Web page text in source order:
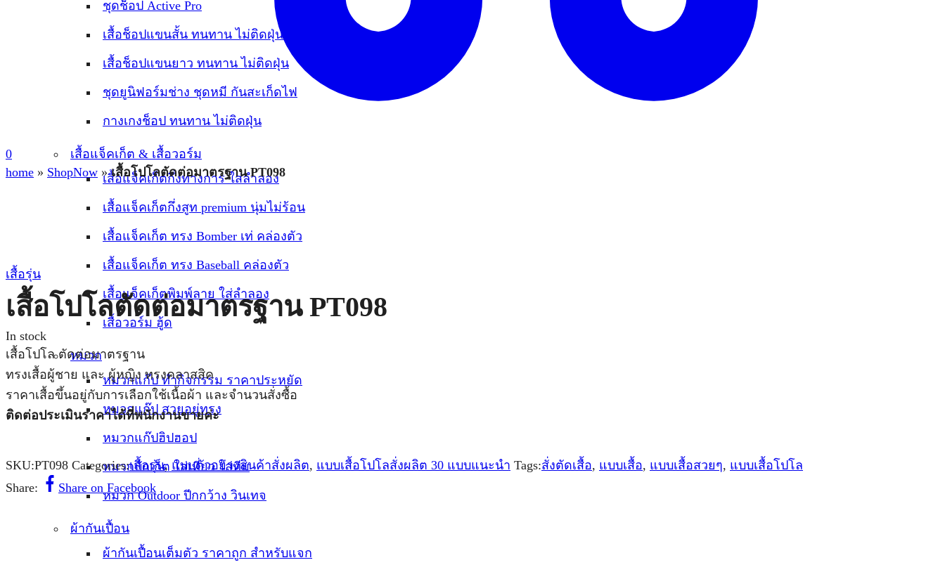
ชุดช็อป Active Pro
เสื้อช็อปแขนสั้น ทนทาน ไม่ติดฝุ่น
เสื้อช็อปแขนยาว ทนทาน ไม่ติดฝุ่น
ชุดยูนิฟอร์มช่าง ชุดหมี กันสะเก็ดไฟ
กางเกงช็อป ทนทาน ไม่ติดฝุ่น
เสื้อแจ็คเก็ต & เสื้อวอร์ม
เสื้อแจ็คเก็ตกึ่งทางการ ใส่ลำลอง
เสื้อแจ็คเก็ตกึ่งสูท premium นุ่มไม่ร้อน
เสื้อแจ็คเก็ต ทรง Bomber เท่ คล่องตัว
เสื้อแจ็คเก็ต ทรง Baseball คล่องตัว
เสื้อแจ็คเก็ตพิมพ์ลาย ใส่ลำลอง
เสื้อวอร์ม ฮู้ด
หมวก
หมวกแก๊ป ทำกิจกรรม ราคาประหยัด
หมวกแก๊ป สวยอยู่ทรง
หมวกแก๊ปฮิปฮอป
หมวกบักเก็ต ใส่เที่ยว ใส่ทีม
หมวก Outdoor ปีกกว้าง วินเทจ
ผ้ากันเปื้อน
ผ้ากันเปื้อนเต็มตัว ราคาถูก สำหรับแจก
0
home » ShopNow »เสื้อโปโลตัดต่อมาตรฐาน PT098
เสื้อรุ่น
เสื้อโปโลตัดต่อมาตรฐาน PT098
In stock
เสื้อโปโล ตัดต่อมาตรฐาน
ทรงเสื้อผู้ชาย และ ผู้หญิง ทรงคลาสสิค
ราคาเสื้อขึ้นอยู่กับการเลือกใช้เนื้อผ้า และจำนวนสั่งซื้อ
ติดต่อประเมินราคาได้ที่พนักงานขายค่ะ
SKU:PT098 Categories:เสื้อรุ่น, แบบตัวอย่างสินค้าสั่งผลิต, แบบเสื้อโปโลสั่งผลิต 30 แบบแนะนำ Tags:สั่งตัดเสื้อ, แบบเสื้อ, แบบเสื้อสวยๆ, แบบเสื้อโปโล
Share:
Share on Facebook